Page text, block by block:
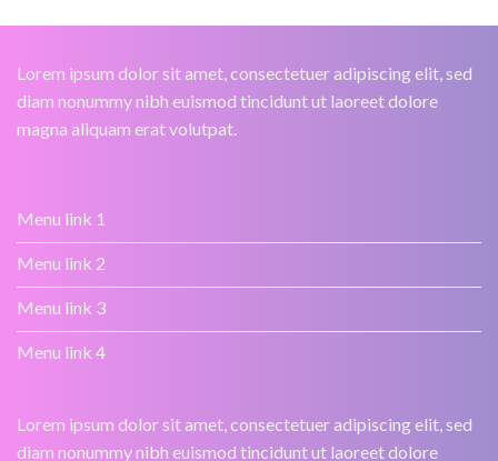
Lorem ipsum dolor sit amet, consectetuer adipiscing elit, sed
diam nonummy nibh euismod tincidunt ut laoreet dolore
magna aliquam erat volutpat.
Menu link 1
Menu link 2
Menu link 3
Menu link 4
Lorem ipsum dolor sit amet, consectetuer adipiscing elit, sed
diam nonummy nibh euismod tincidunt ut laoreet dolore